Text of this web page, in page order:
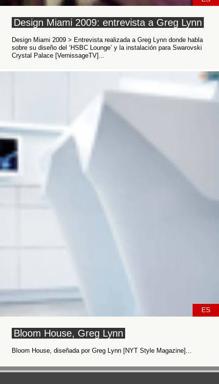
Design Miami 2009: entrevista a Greg Lynn
Design Miami 2009 > Entrevista realizada a Greg Lynn donde habla
sobre su diseño del ‘HSBC Lounge’ y la instalación para Swarovski
Crystal Palace [VernissageTV]...
ES
Bloom House, Greg Lynn
Bloom House, diseñada por Greg Lynn [NYT Style Magazine]...